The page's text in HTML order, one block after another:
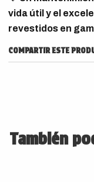
vida útil y el
revestidos en
COMPARTIR ESTE
También